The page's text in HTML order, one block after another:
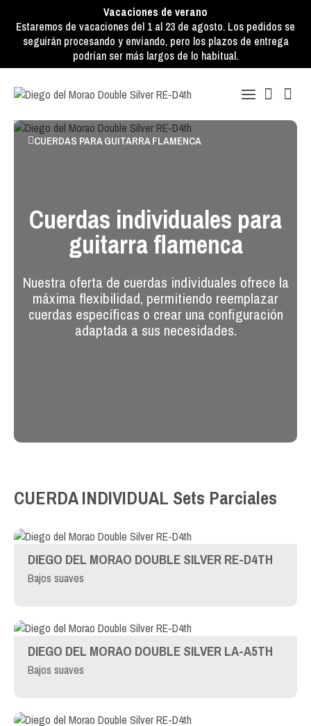
Vacaciones de verano
Estaremos de vacaciones del 1 al 23 de agosto. Los pedidos se
seguirán procesando y enviando, pero los plazos de entrega
podrían ser más largos de lo habitual.
CUERDAS PARA GUITARRA FLAMENCA
Cuerdas individuales para
guitarra flamenca
Nuestra oferta de cuerdas individuales ofrece la
máxima flexibilidad, permitiendo reemplazar
cuerdas específicas o crear una configuración
adaptada a sus necesidades.
CUERDA INDIVIDUAL Sets Parciales
DIEGO DEL MORAO DOUBLE SILVER RE-D4TH
Bajos suaves
DIEGO DEL MORAO DOUBLE SILVER LA-A5TH
Bajos suaves